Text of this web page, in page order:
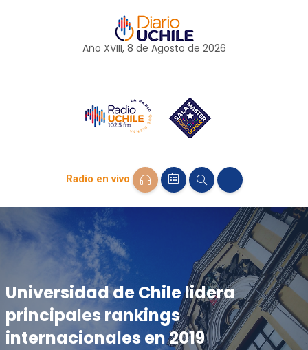
Año XVIII, 8 de Agosto de 2026
Radio en vivo
Universidad de Chile lidera
principales rankings
internacionales en 2019